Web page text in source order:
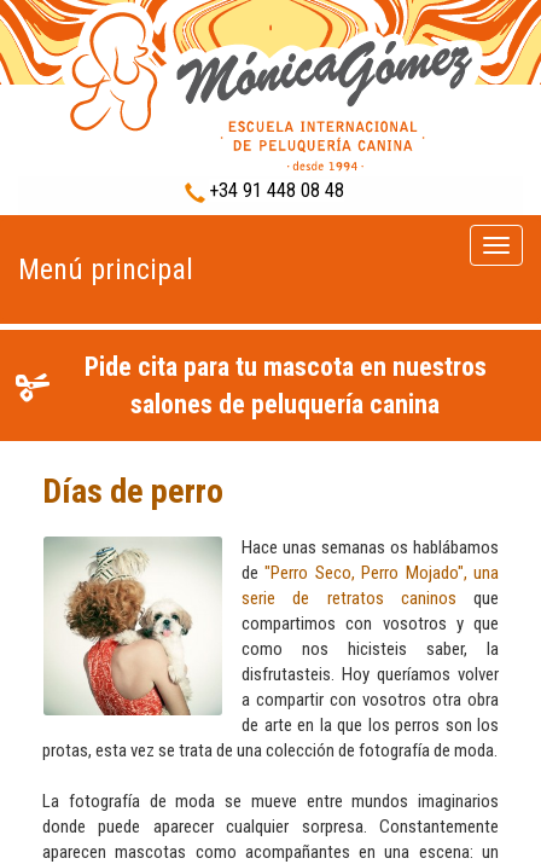
+34 91 448 08 48
Menú
Menú principal
Pide cita para tu mascota en nuestros
salones de peluquería canina
Días de perro
Hace unas semanas os hablábamos
de "Perro Seco, Perro Mojado", una
serie de retratos caninos que
compartimos con vosotros y que
como nos hicisteis saber, la
disfrutasteis. Hoy queríamos volver
a compartir con vosotros otra obra
de arte en la que los perros son los
protas, esta vez se trata de una colección de fotografía de moda.
La fotografía de moda se mueve entre mundos imaginarios
donde puede aparecer cualquier sorpresa. Constantemente
aparecen mascotas como acompañantes en una escena: un